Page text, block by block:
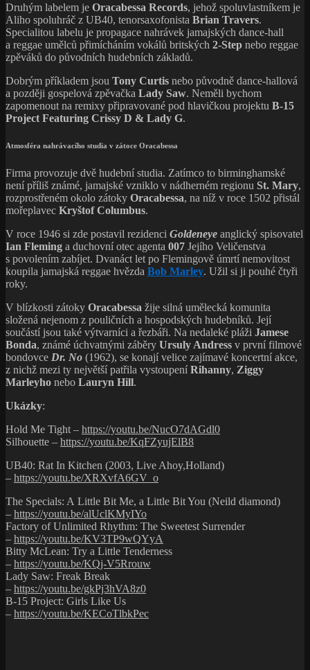
Druhým labelem je Oracabessa Records, jehož spoluvlastníkem je
Aliho spoluhráč z UB40, tenorsaxofonista Brian Travers.
Specialitou labelu je propagace nahrávek jamajských dance-hall
a reggae umělců přimícháním vokálů britských 2-Step nebo reggae
zpěváků do původních hudebních základů.
Dobrým příkladem jsou Tony Curtis nebo původně dance-hallová
a později gospelová zpěvačka Lady Saw. Neměli bychom
zapomenout na remixy připravované pod hlavičkou projektu B-15
Project Featuring Crissy D & Lady G.
Atmosféra nahrávacího studia v zátoce Oracabessa
Firma provozuje dvě hudební studia. Zatímco to birminghamské
není příliš známé, jamajské vzniklo v nádherném regionu St. Mary,
rozprostřeném okolo zátoky Oracabessa, na níž v roce 1502 přistál
mořeplavec Kryštof Columbus.
V roce 1946 si zde postavil rezidenci Goldeneye anglický spisovatel
Ian Fleming a duchovní otec agenta 007 Jejího Veličenstva
s povolením zabíjet. Dvanáct let po Flemingově úmrtí nemovitost
koupila jamajská reggae hvězda Bob Marley. Užil si ji pouhé čtyři
roky.
V blízkosti zátoky Oracabessa žije silná umělecká komunita
složená nejenom z pouličních a hospodských hudebníků. Její
součástí jsou také výtvarníci a řezbáři. Na nedaleké pláži Jamese
Bonda, známé úchvatnými záběry Ursuly Andress v první filmové
bondovce Dr. No (1962), se konají velice zajímavé koncertní akce,
z nichž mezi ty největší patřila vystoupení Rihanny, Ziggy
Marleyho nebo Lauryn Hill.
Ukázky:
Hold Me Tight – https://youtu.be/NucO7dAGdl0
Silhouette – https://youtu.be/KqFZyujElB8
UB40: Rat In Kitchen (2003, Live Ahoy,Holland)
– https://youtu.be/XRXvfA6GV_o
The Specials: A Little Bit Me, a Little Bit You (Neild diamond)
– https://youtu.be/alUclKMyIYo
Factory of Unlimited Rhythm: The Sweetest Surrender
– https://youtu.be/KV3TP9wQYyA
Bitty McLean: Try a Little Tenderness
– https://youtu.be/KQj-V5Rrouw
Lady Saw: Freak Break
– https://youtu.be/gkPj3hVA8z0
B-15 Project: Girls Like Us
– https://youtu.be/KECoTlbkPec